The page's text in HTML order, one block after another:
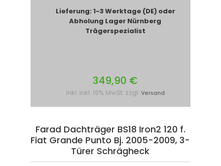
Lieferung: 1-3 Werktage (DE) oder
Abholung Lager Nürnberg
Trägerspezialist
349,90 €
inkl. inkl. 19% MwSt. zzgl. Versand
Farad Dachträger BS18 Iron2 120 f.
Fiat Grande Punto Bj. 2005-2009, 3-
Türer Schrägheck